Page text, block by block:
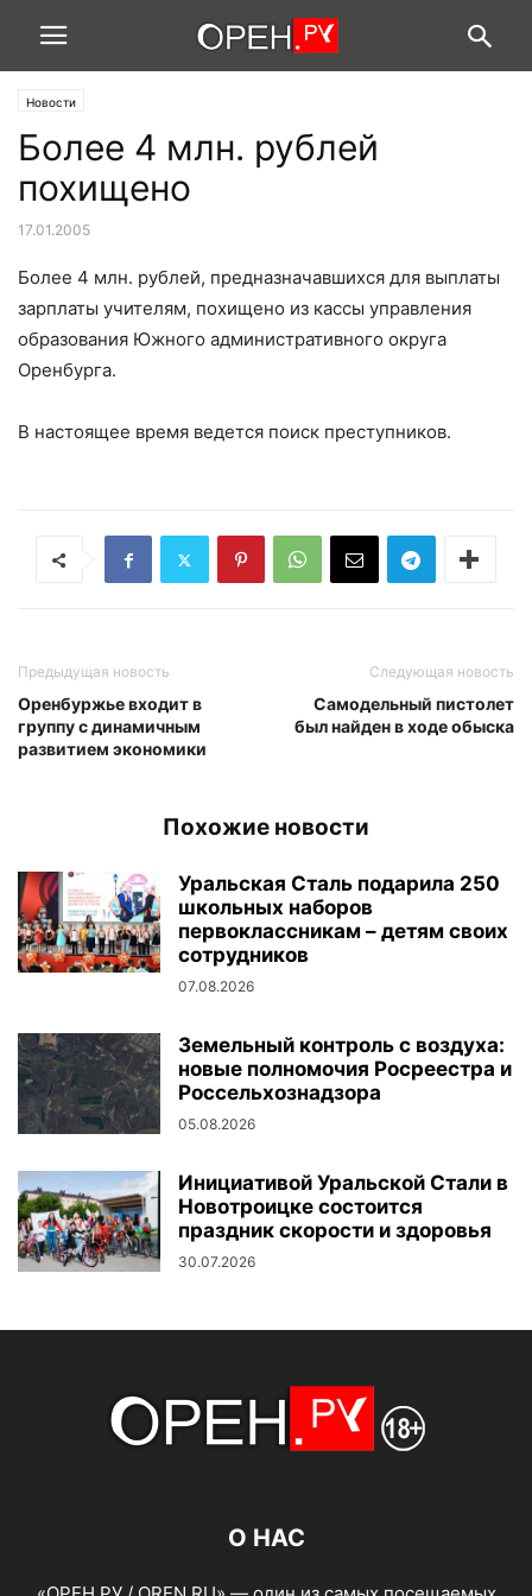
Новости
Более 4 млн. рублей
похищено
17.01.2005
Более 4 млн. рублей, предназначавшихся для выплаты
зарплаты учителям, похищено из кассы управления
образования Южного административного округа
Оренбурга.
В настоящее время ведется поиск преступников.
Предыдущая новость
Оренбуржье входит в
группу с динамичным
развитием экономики
Следующая новость
Самодельный пистолет
был найден в ходе обыска
Похожие новости
Уральская Сталь подарила 250
школьных наборов
первоклассникам – детям своих
сотрудников
07.08.2026
Земельный контроль с воздуха:
новые полномочия Росреестра и
Россельхознадзора
05.08.2026
Инициативой Уральской Стали в
Новотроицке состоится
праздник скорости и здоровья
30.07.2026
О НАС